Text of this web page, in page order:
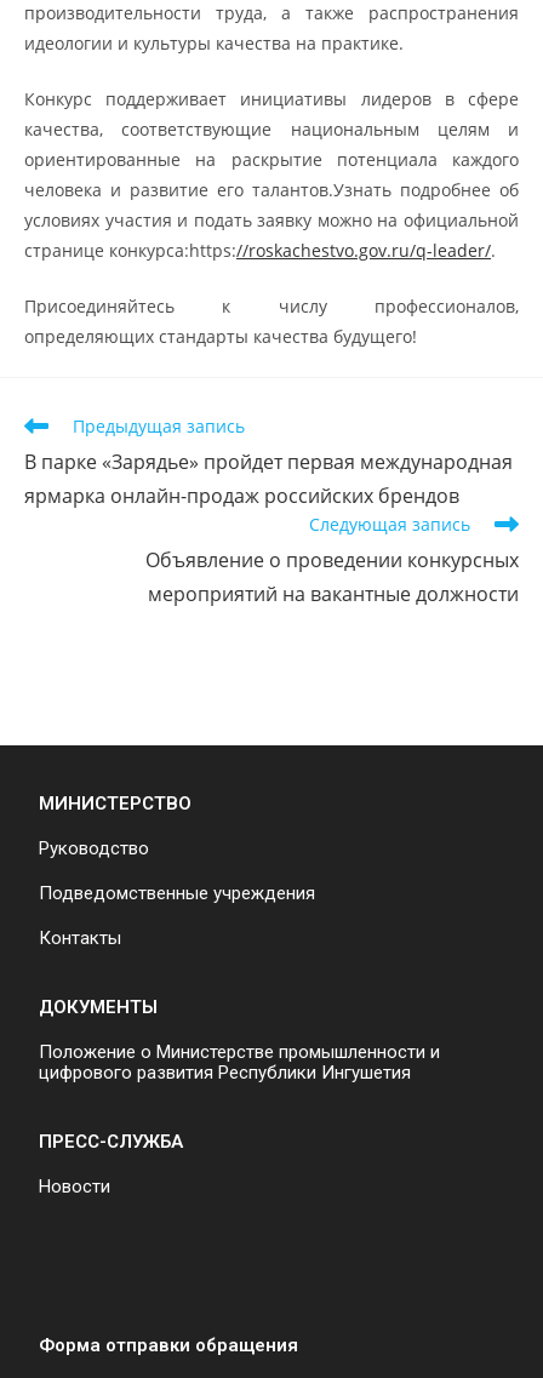
производительности труда, а также распространения
идеологии и культуры качества на практике.
Конкурс поддерживает инициативы лидеров в сфере
качества, соответствующие национальным целям и
ориентированные на раскрытие потенциала каждого
человека и развитие его талантов.Узнать подробнее об
условиях участия и подать заявку можно на официальной
странице конкурса:https://roskachestvo.gov.ru/q-leader/.
Присоединяйтесь к числу профессионалов,
определяющих стандарты качества будущего!
Предыдущая запись
В парке «Зарядье» пройдет первая международная
ярмарка онлайн-продаж российских брендов
Следующая запись
Объявление о проведении конкурсных
мероприятий на вакантные должности
МИНИСТЕРСТВО
Руководство
Подведомственные учреждения
Контакты
ДОКУМЕНТЫ
Положение о Министерстве промышленности и
цифрового развития Республики Ингушетия
ПРЕСС-СЛУЖБА
Новости
Форма отправки обращения